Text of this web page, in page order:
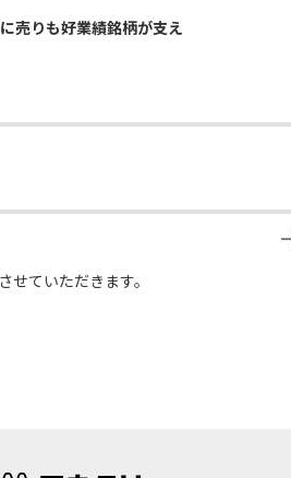
売りも好業績銘柄が支え
ていただきます。